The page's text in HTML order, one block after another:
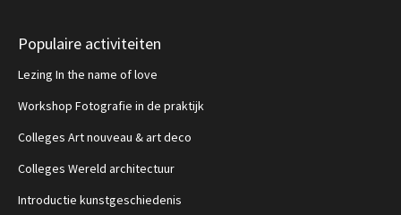
Populaire activiteiten
Lezing In the name of love
Workshop Fotografie in de praktijk
Colleges Art nouveau & art deco
Colleges Wereld architectuur
Introductie kunstgeschiedenis